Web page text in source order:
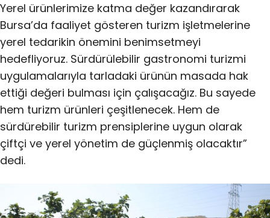
Yerel ürünlerimize katma değer kazandırarak
Bursa’da faaliyet gösteren turizm işletmelerine
yerel tedarikin önemini benimsetmeyi
hedefliyoruz. Sürdürülebilir gastronomi turizmi
uygulamalarıyla tarladaki ürünün masada hak
ettiği değeri bulması için çalışacağız. Bu sayede
hem turizm ürünleri çeşitlenecek. Hem de
sürdürebilir turizm prensiplerine uygun olarak
çiftçi ve yerel yönetim de güçlenmiş olacaktır”
dedi.